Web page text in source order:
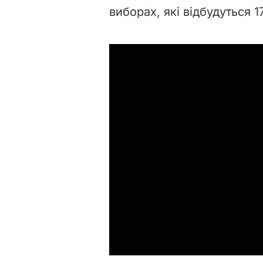
виборах, які відбудуться